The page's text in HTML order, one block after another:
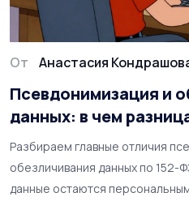
От Анастасия
Псевдонимизация и
данных: в чем
практике
Разбираем главные отличия
обезличивания данных по 152-
данные остаются